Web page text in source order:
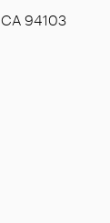
CA 94103